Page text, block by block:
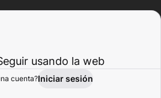
Actividad
usando la web
cuenta?Iniciar sesión